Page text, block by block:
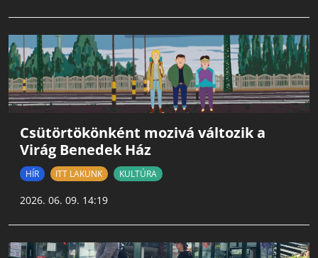
Csütörtökönként mozivá változik a
Virág Benedek Ház
HÍR ITT LAKUNK KULTÚRA
2026. 06. 09. 14:19